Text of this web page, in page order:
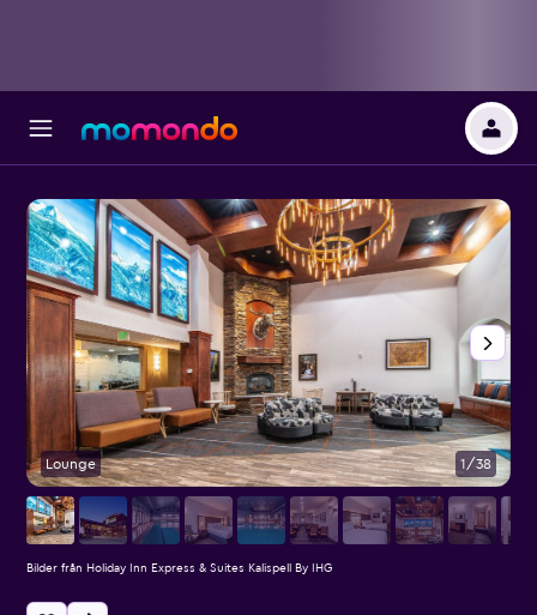
Lounge 1/38
Bilder från Holiday Inn Express & Suites Kalispell By IHG